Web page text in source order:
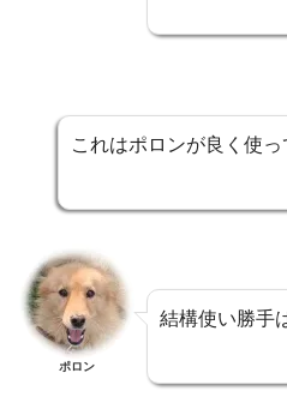
これはポロンが良く使っ
ポロン
結構使い勝手